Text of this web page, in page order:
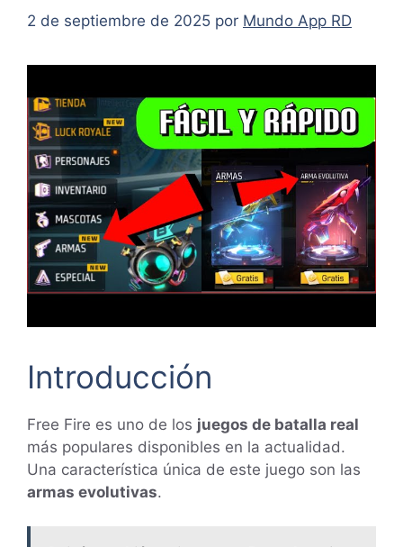
2 de septiembre de 2025 por Mundo App RD
Introducción
Free Fire es uno de los juegos de batalla real
más populares disponibles en la actualidad.
Una característica única de este juego son las
armas evolutivas.